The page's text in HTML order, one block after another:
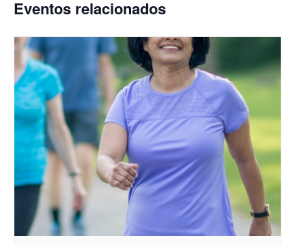
Eventos relacionados